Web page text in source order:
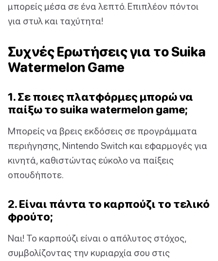
μπορείς μέσα σε ένα λεπτό. Επιπλέον πόντοι
για στυλ και ταχύτητα!
Συχνές Ερωτήσεις για το Suika
Watermelon Game
1. Σε ποιες πλατφόρμες μπορώ να
παίξω το suika watermelon game;
Μπορείς να βρεις εκδόσεις σε προγράμματα
περιήγησης, Nintendo Switch και εφαρμογές για
κινητά, καθιστώντας εύκολο να παίξεις
οπουδήποτε.
2. Είναι πάντα το καρπούζι το τελικό
φρούτο;
Ναι! Το καρπούζι είναι ο απόλυτος στόχος,
συμβολίζοντας την κυριαρχία σου στις